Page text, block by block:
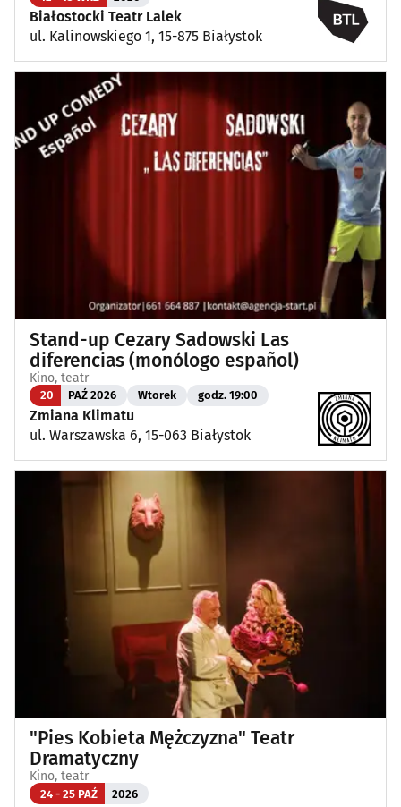
Białostocki Teatr Lalek
ul. Kalinowskiego 1, 15-875 Białystok
Stand-up Cezary Sadowski Las
diferencias (monólogo español)
Kino, teatr
20 PAŹ 2026 Wtorek godz. 19:00
Zmiana Klimatu
ul. Warszawska 6, 15-063 Białystok
"Pies Kobieta Mężczyzna" Teatr
Dramatyczny
Kino, teatr
24 - 25 PAŹ 2026